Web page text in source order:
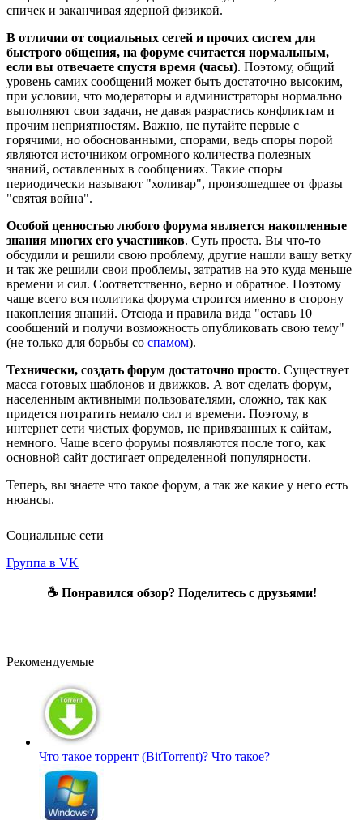
спичек и заканчивая ядерной физикой.
В отличии от социальных сетей и прочих систем для
быстрого общения, на форуме считается нормальным,
если вы отвечаете спустя время (часы). Поэтому, общий
уровень самих сообщений может быть достаточно высоким,
при условии, что модераторы и администраторы нормально
выполняют свои задачи, не давая разрастись конфликтам и
прочим неприятностям. Важно, не путайте первые с
горячими, но обоснованными, спорами, ведь споры порой
являются источником огромного количества полезных
знаний, оставленных в сообщениях. Такие споры
периодически называют "холивар", произошедшее от фразы
"святая война".
Особой ценностью любого форума является накопленные
знания многих его участников. Суть проста. Вы что-то
обсудили и решили свою проблему, другие нашли вашу ветку
и так же решили свои проблемы, затратив на это куда меньше
времени и сил. Соответственно, верно и обратное. Поэтому
чаще всего вся политика форума строится именно в сторону
накопления знаний. Отсюда и правила вида "оставь 10
сообщений и получи возможность опубликовать свою тему"
(не только для борьбы со спамом).
Технически, создать форум достаточно просто. Существует
масса готовых шаблонов и движков. А вот сделать форум,
населенным активными пользователями, сложно, так как
придется потратить немало сил и времени. Поэтому, в
интернет сети чистых форумов, не привязанных к сайтам,
немного. Чаще всего форумы появляются после того, как
основной сайт достигает определенной популярности.
Теперь, вы знаете что такое форум, а так же какие у него есть
нюансы.
Социальные сети
Группа в VK
☕ Понравился обзор? Поделитесь с друзьями!
Рекомендуемые
Что такое торрент (BitTorrent)? Что такое?